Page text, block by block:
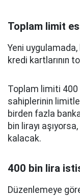
Toplam limit
Yeni
kredi kartlarının
Toplam limiti 400
sahiplerinin
birden fazla
bin lirayı
kalacak.
400 bin lira
Düzenlemeye